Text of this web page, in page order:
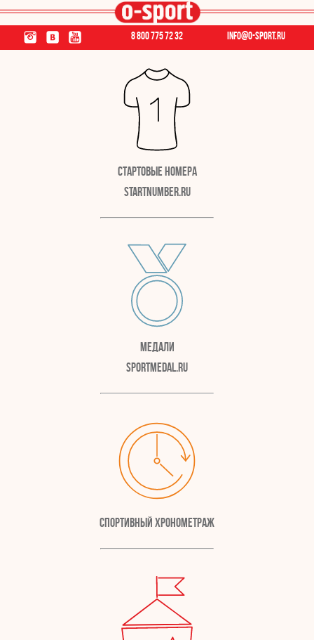
8 800 775 72 32 info@o-sport.ru
Стартовые номера
StartNumber.ru
Медали
SportMedal.ru
Спортивный хронометраж